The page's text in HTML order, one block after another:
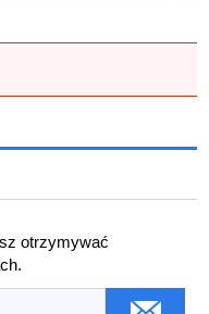
otrzymywać